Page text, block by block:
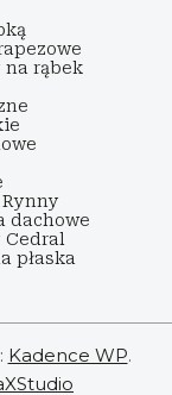
na rąbek
Rynny
dachowe
płaska
Kadence WP.